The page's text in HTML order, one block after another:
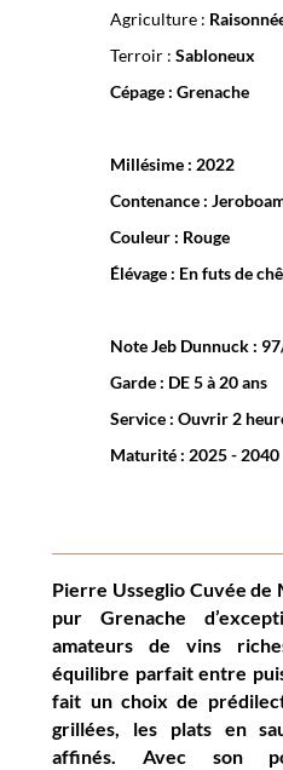
Agriculture :
Terroir : Sabloneux
Cépage : Grenache
Millésime : 2022
Contenance :
Couleur : Rouge
Élévage : En futs de
Note Jeb Dunnuck :
Garde : DE 5 à 20 ans
Service : Ouvrir 2
Maturité : 2025 - 2040
Pierre Usseglio Cuvée de
pur Grenache
amateurs de vins
équilibre parfait entre
fait un choix de
grillées, les plats en
affinés. Avec son